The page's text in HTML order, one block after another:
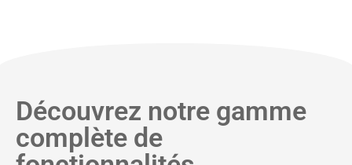
Découvrez notre gamme
complète de